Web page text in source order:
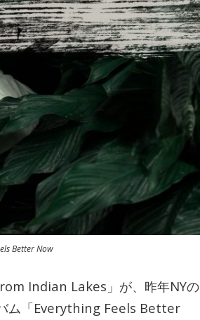
Better Now
Indian Lakes」が、昨年NYの
ム「Everything Feels Better